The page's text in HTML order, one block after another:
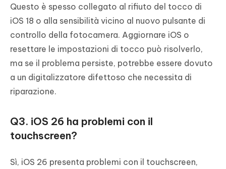
Questo è spesso collegato al rifiuto del tocco di
iOS 18 o alla sensibilità vicino al nuovo pulsante di
controllo della fotocamera. Aggiornare iOS o
resettare le impostazioni di tocco può risolverlo,
ma se il problema persiste, potrebbe essere dovuto
a un digitalizzatore difettoso che necessita di
riparazione.
Q3. iOS 26 ha problemi con il
touchscreen?
Sì, iOS 26 presenta problemi con il touchscreen,